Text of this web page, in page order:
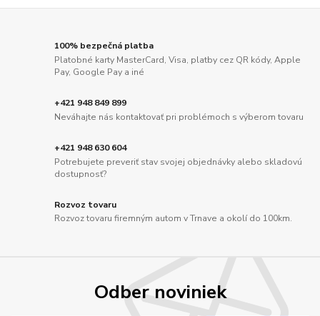
100% bezpečná platba
Platobné karty MasterCard, Visa, platby cez QR kódy, Apple
Pay, Google Pay a iné
+421 948 849 899
Neváhajte nás kontaktovať pri problémoch s výberom tovaru
+421 948 630 604
Potrebujete preveriť stav svojej objednávky alebo skladovú
dostupnosť?
Rozvoz tovaru
Rozvoz tovaru firemným autom v Trnave a okolí do 100km.
Odber noviniek